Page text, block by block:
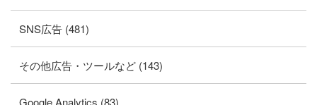
SNS広告 (481)
その他広告・ツールなど (143)
Google Analytics (83)